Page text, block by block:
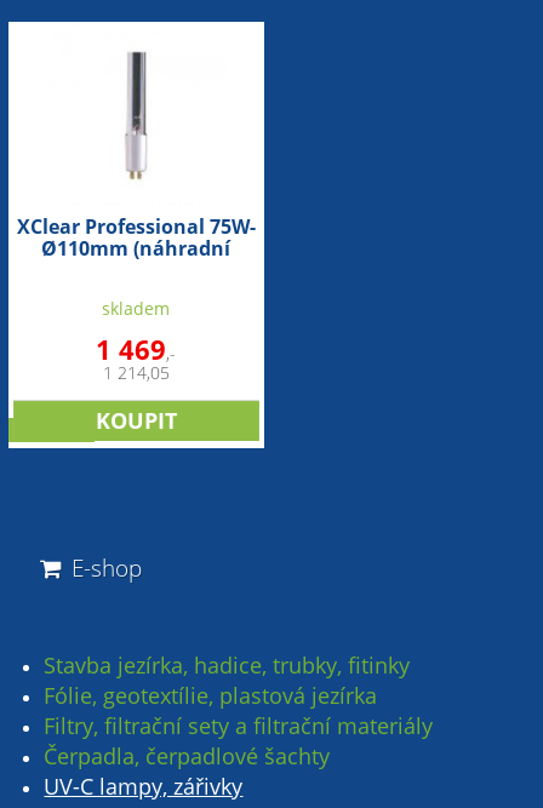
XClear Professional 75W-
Ø110mm (náhradní
skladem
1 469,-
1 214,05
E-shop
Stavba jezírka, hadice, trubky, fitinky
Fólie, geotextílie, plastová jezírka
Filtry, filtrační sety a filtrační materiály
Čerpadla, čerpadlové šachty
UV-C lampy, zářivky